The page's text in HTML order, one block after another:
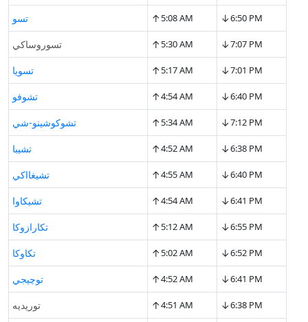
تسو ↑5:08 AM ↓6:50 PM
تسوروساكي ↑5:30 AM ↓7:07 PM
تسويا ↑5:17 AM ↓7:01 PM
تشوفو ↑4:54 AM ↓6:40 PM
تشوكوشينو-شي ↑5:34 AM ↓7:12 PM
تشيبا ↑4:52 AM ↓6:38 PM
تشيغااكي ↑4:55 AM ↓6:40 PM
تشيكاوا ↑4:54 AM ↓6:41 PM
تكارازوكا ↑5:12 AM ↓6:55 PM
تكاوكا ↑5:02 AM ↓6:52 PM
توچيجي ↑4:52 AM ↓6:41 PM
توريديه ↑4:51 AM ↓6:38 PM